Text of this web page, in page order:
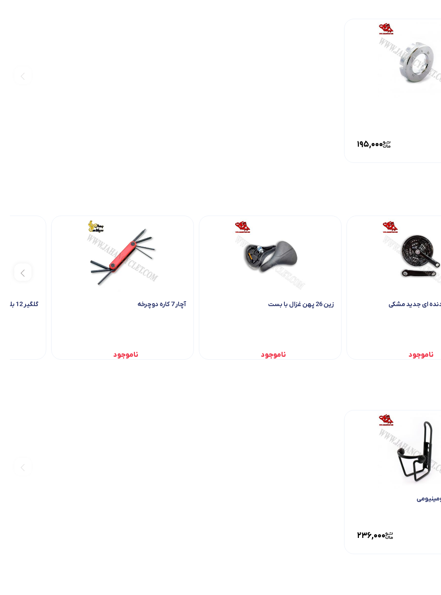
195,000
ناموجود
زین 26 پهن غزال با بست
ناموجود
آچار 7 کاره دوچرخه
ناموجود
گلگیر 12 بلند پلاستیکی
236,000